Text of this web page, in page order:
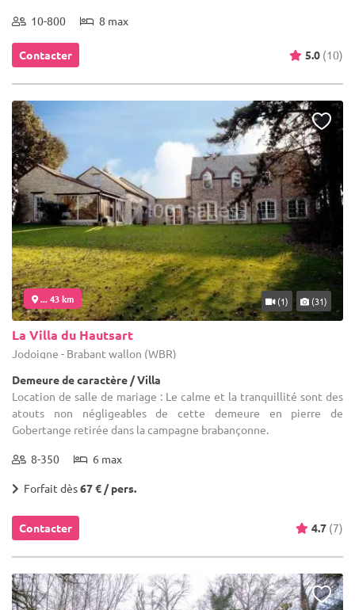
10-800 8 max
Contacter 5.0 (10)
... 43 km (1) (31)
La Villa du Hautsart
Jodoigne - Brabant wallon (WBR)
Demeure de caractère / Villa
Location de salle de mariage : Le calme et la tranquillité sont des
atouts non négligeables de cette demeure en pierre de
Gobertange retirée dans la campagne brabançonne.
8-350 6 max
Forfait dès67 € / pers.
Contacter 4.7 (7)